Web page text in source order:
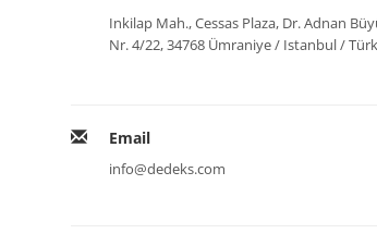
Inkilap Mah., Cessas Plaza, Dr. Adnan
Nr. 4/22, 34768 Ümraniye / Istanbul /
Email
info@dedeks.com